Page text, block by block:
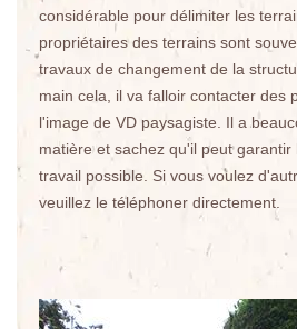
considérable pour délimiter les
propriétaires des terrains sont
travaux de changement de la
main cela, il va falloir contacter des
l'image de VD paysagiste. Il a
matière et sachez qu'il peut
travail possible. Si vous voulez
veuillez le téléphoner directement.